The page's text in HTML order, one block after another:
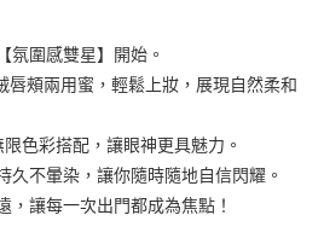
氛圍感雙星】開始。
唇頰兩用蜜，輕鬆上妝，展現自然柔和
色彩搭配，讓眼神更具魅力。
久不暈染，讓你隨時隨地自信閃耀。
，讓每一次出門都成為焦點！